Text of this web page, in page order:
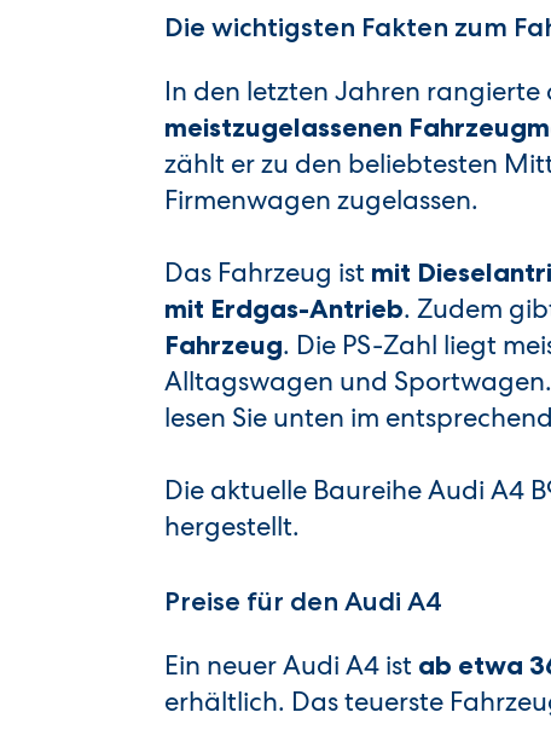
Die wichtigsten Fakten zum
In den letzten Jahren
meistzugelassenen
zählt er zu den beliebtesten
Firmenwagen zugelassen.
Das Fahrzeug ist mit
mit Erdgas-Antrieb. Zudem
Fahrzeug. Die PS-Zahl liegt
Alltagswagen und
lesen Sie unten im
Die aktuelle Baureihe Audi A4
hergestellt.
Preise für den Audi A4
Ein neuer Audi A4 ist ab etwa
erhältlich. Das teuerste